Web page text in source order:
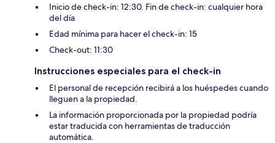
Inicio de check-in: 12:30. Fin de check-in: cualquier hora
del día
Edad mínima para hacer el check-in: 15
Check-out: 11:30
Instrucciones especiales para el check-in
El personal de recepción recibirá a los huéspedes cuando
lleguen a la propiedad.
La información proporcionada por la propiedad podría
estar traducida con herramientas de traducción
automática.